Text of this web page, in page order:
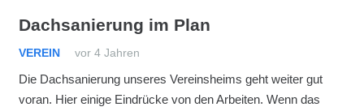
Dachsanierung im Plan
VEREIN vor 4 Jahren
Die Dachsanierung unseres Vereinsheims geht weiter gut
voran. Hier einige Eindrücke von den Arbeiten. Wenn das